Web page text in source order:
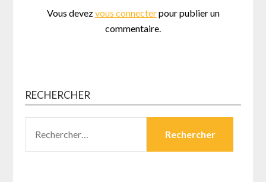
Vous devezvous connecterpour publier un
commentaire.
RECHERCHER